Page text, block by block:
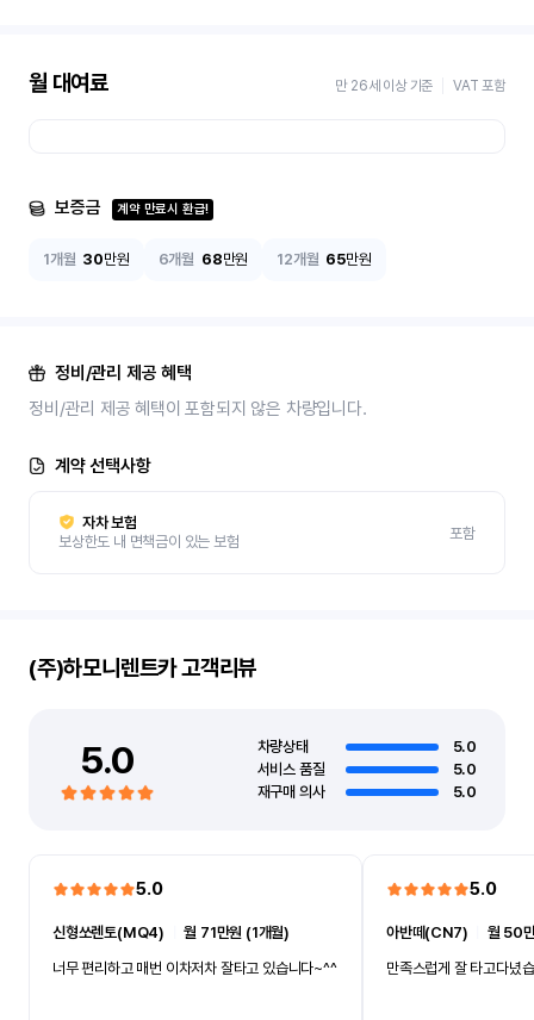
월 대여료 만 26세 이상 기준 VAT 포함
보증금 계약 만료시 환급!
1개월 30만원 6개월 68만원 12개월 65만원
정비/관리 제공 혜택
정비/관리 제공 혜택이 포함되지 않은 차량입니다.
계약 선택사항
자차 보험
보상한도 내 면책금이 있는 보험
포함
(주)하모니렌트카고객리뷰
5.0 차량상태
5.0
서비스 품질
5.0
재구매 의사
5.0
5.0
신형쏘렌토(MQ4) ㅣ월 71만원 (1개월)
너무 편리하고 매번 이차저차 잘타고 있습니다~^^
5.0
아반떼(CN7)
월 50
만족스럽게 잘 타고다녔